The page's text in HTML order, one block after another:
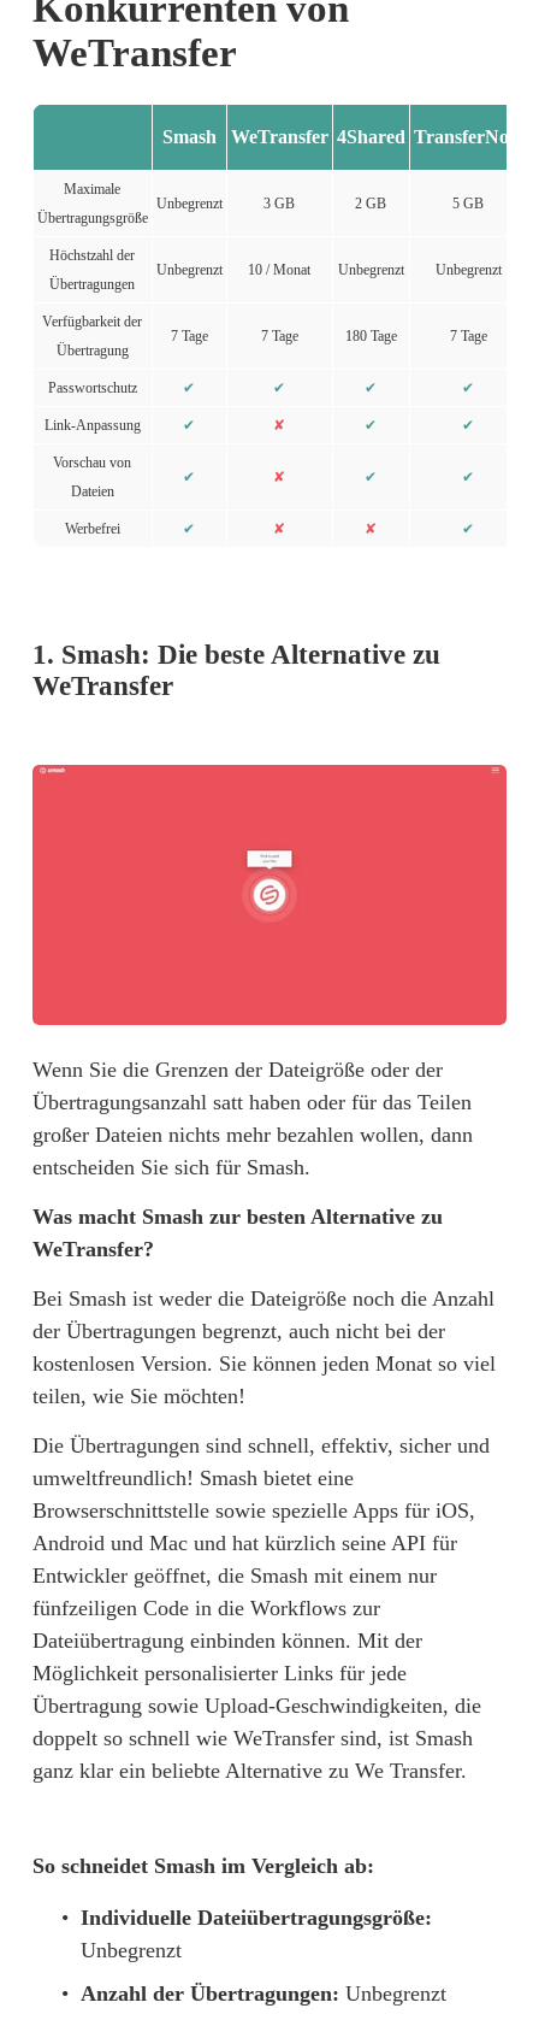
WeTransfer
Smash WeTransfer 4Shared TransferNow
Maximale
Übertragungsgröße
Unbegrenzt 3 GB 2 GB 5 GB
Höchstzahl der
Übertragungen
Unbegrenzt 10 / Monat Unbegrenzt Unbegrenzt
Verfügbarkeit der
Übertragung
7 Tage 7 Tage 180 Tage 7 Tage
Passwortschutz ✔ ✔ ✔ ✔
Link-Anpassung ✔ ✘ ✔ ✔
Vorschau von
Dateien
✔ ✘ ✔ ✔
Werbefrei ✔ ✘ ✘ ✔
1. Smash: Die beste Alternative zu
WeTransfer
Wenn Sie die Grenzen der Dateigröße oder der
Übertragungsanzahl satt haben oder für das Teilen
großer Dateien nichts mehr bezahlen wollen, dann
entscheiden Sie sich für Smash.
Was macht Smash zur besten Alternative zu
WeTransfer?
Bei Smash ist weder die Dateigröße noch die Anzahl
der Übertragungen begrenzt, auch nicht bei der
kostenlosen Version. Sie können jeden Monat so viel
teilen, wie Sie möchten!
Die Übertragungen sind schnell, effektiv, sicher und
umweltfreundlich! Smash bietet eine
Browserschnittstelle sowie spezielle Apps für iOS,
Android und Mac und hat kürzlich seine API für
Entwickler geöffnet, die Smash mit einem nur
fünfzeiligen Code in die Workflows zur
Dateiübertragung einbinden können. Mit der
Möglichkeit personalisierter Links für jede
Übertragung sowie Upload-Geschwindigkeiten, die
doppelt so schnell wie WeTransfer sind, ist Smash
ganz klar ein beliebte Alternative zu We Transfer.
So schneidet Smash im Vergleich ab:
Individuelle Dateiübertragungsgröße:
Unbegrenzt
Anzahl der Übertragungen: Unbegrenzt